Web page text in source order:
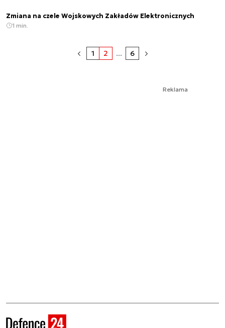
Zmiana na czele Wojskowych Zakładów Elektronicznych
1 min.
1 2 ... 6
Reklama